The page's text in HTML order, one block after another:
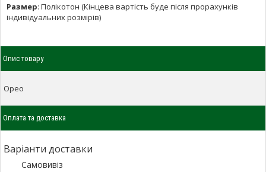
Размер: Полікотон (Кінцева вартість буде після прорахунків
індивідуальних розмірів)
Опис товару
Орео
Оплата та доставка
Варіанти доставки
Самовивіз